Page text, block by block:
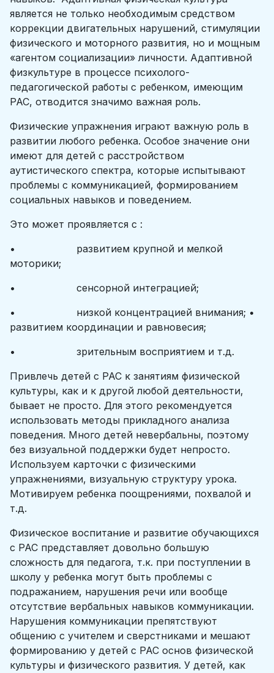
является не только необходимым средством
коррекции двигательных нарушений, стимуляции
физического и моторного развития, но и мощным
«агентом социализации» личности. Адаптивной
физкультуре в процессе психолого-
педагогической работы с ребенком, имеющим
РАС, отводится значимо важная роль.
Физические упражнения играют важную роль в
развитии любого ребенка. Особое значение они
имеют для детей с расстройством
аутистического спектра, которые испытывают
проблемы с коммуникацией, формированием
социальных навыков и поведением.
Это может проявляется с :
• развитием крупной и мелкой
моторики;
• сенсорной интеграцией;
• низкой концентрацией внимания; •
развитием координации и равновесия;
• зрительным восприятием и т.д.
Привлечь детей с РАС к занятиям физической
культуры, как и к другой любой деятельности,
бывает не просто. Для этого рекомендуется
использовать методы прикладного анализа
поведения. Много детей невербальны, поэтому
без визуальной поддержки будет непросто.
Используем карточки с физическими
упражнениями, визуальную структуру урока.
Мотивируем ребенка поощрениями, похвалой и
т.д.
Физическое воспитание и развитие обучающихся
с РАС представляет довольно большую
сложность для педагога, т.к. при поступлении в
школу у ребенка могут быть проблемы с
подражанием, нарушения речи или вообще
отсутствие вербальных навыков коммуникации.
Нарушения коммуникации препятствуют
общению с учителем и сверстниками и мешают
формированию у детей с РАС основ физической
культуры и физического развития. У детей, как